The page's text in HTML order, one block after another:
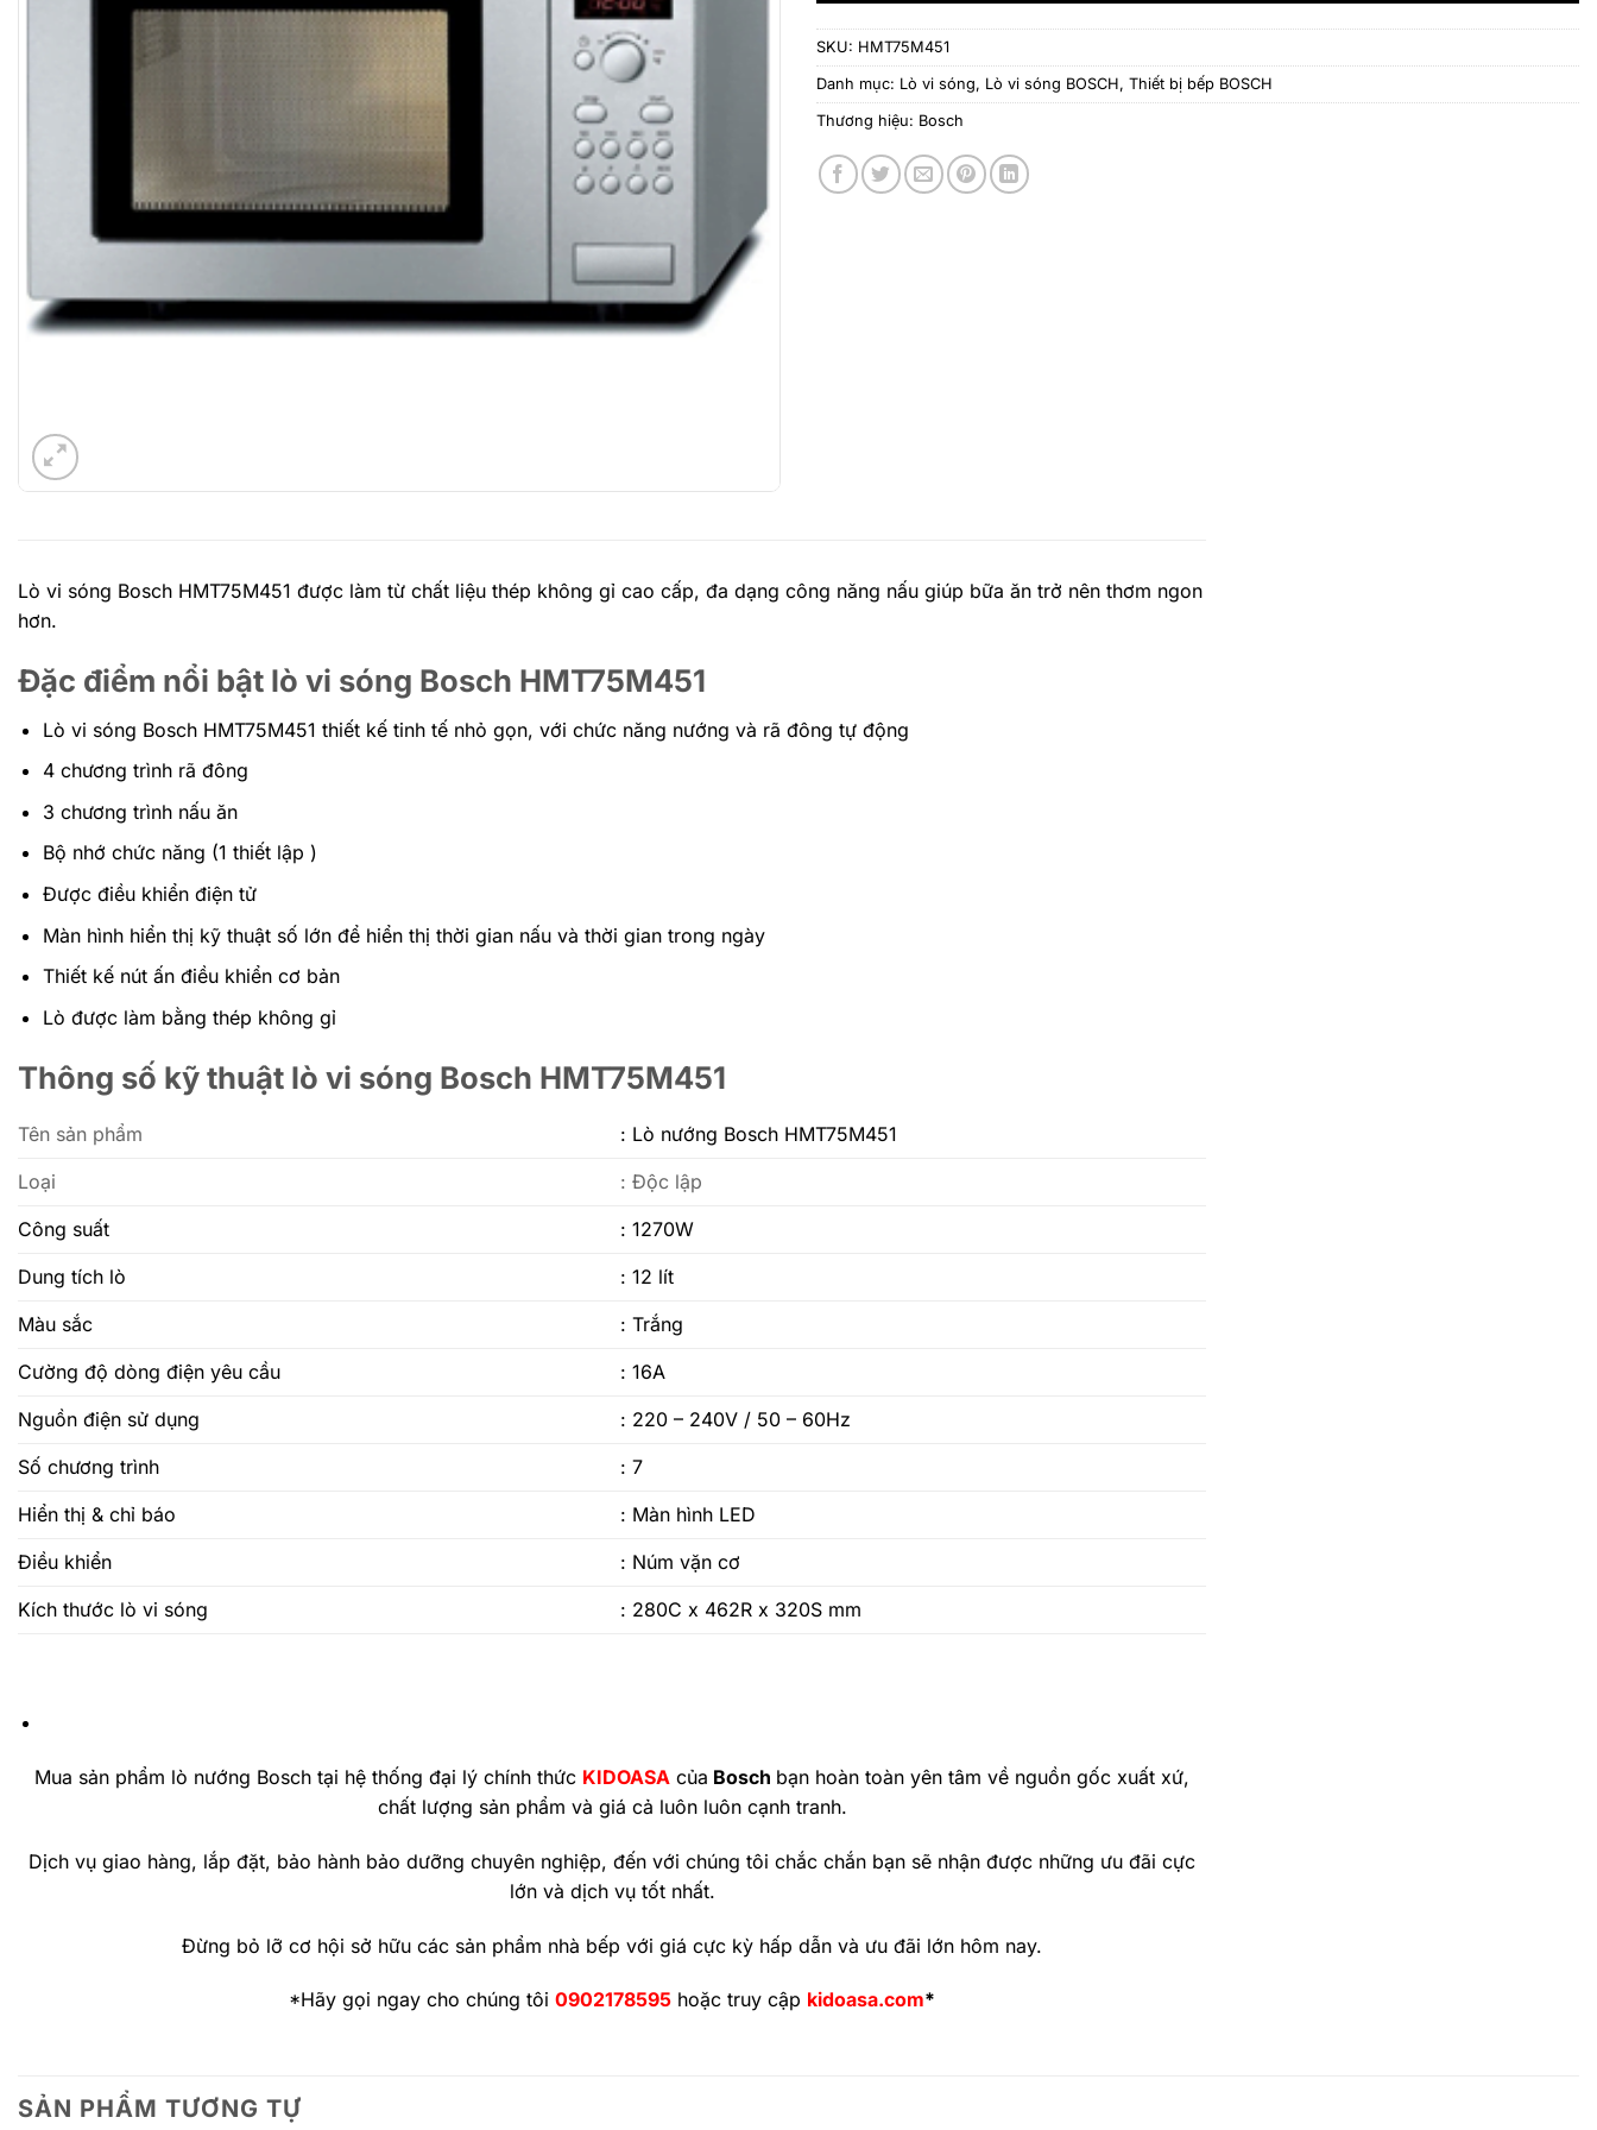
SKU: HMT75M451
Danh mục: Lò vi sóng, Lò vi sóng BOSCH, Thiết bị bếp BOSCH
Thương hiệu: Bosch
Lò vi sóng Bosch HMT75M451 được làm từ chất liệu thép không gỉ cao cấp, đa dạng công năng nấu giúp bữa ăn trở nên thơm ngon
hơn.
Đặc điểm nổi bật lò vi sóng Bosch HMT75M451
Lò vi sóng Bosch HMT75M451 thiết kế tinh tế nhỏ gọn, với chức năng nướng và rã đông tự động
4 chương trình rã đông
3 chương trình nấu ăn
Bộ nhớ chức năng (1 thiết lập )
Được điều khiển điện tử
Màn hình hiển thị kỹ thuật số lớn để hiển thị thời gian nấu và thời gian trong ngày
Thiết kế nút ấn điều khiển cơ bản
Lò được làm bằng thép không gỉ
Thông số kỹ thuật lò vi sóng Bosch HMT75M451
Tên sản phẩm : Lò nướng Bosch HMT75M451
Loại
: Độc lập
Công suất
: 1270W
Dung tích lò
: 12 lít
Màu sắc
: Trắng
Cường độ dòng điện yêu cầu
: 16A
Nguồn điện sử dụng
: 220 – 240V / 50 – 60Hz
Số chương trình
: 7
Hiển thị & chỉ báo
: Màn hình LED
Điều khiển
: Núm vặn cơ
Kích thước lò vi sóng
: 280C x 462R x 320S mm
Mua sản phẩm lò nướng Bosch tại hệ thống đại lý chính thức KIDOASA của Bosch bạn hoàn toàn yên tâm về nguồn gốc xuất xứ,
chất lượng sản phẩm và giá cả luôn luôn cạnh tranh.
Dịch vụ giao hàng, lắp đặt, bảo hành bảo dưỡng chuyên nghiệp, đến với chúng tôi chắc chắn bạn sẽ nhận được những ưu đãi cực
lớn và dịch vụ tốt nhất.
Đừng bỏ lỡ cơ hội sở hữu các sản phẩm nhà bếp với giá cực kỳ hấp dẫn và ưu đãi lớn hôm nay.
*Hãy gọi ngay cho chúng tôi 0902178595 hoặc truy cập kidoasa.com*
SẢN PHẨM TƯƠNG TỰ